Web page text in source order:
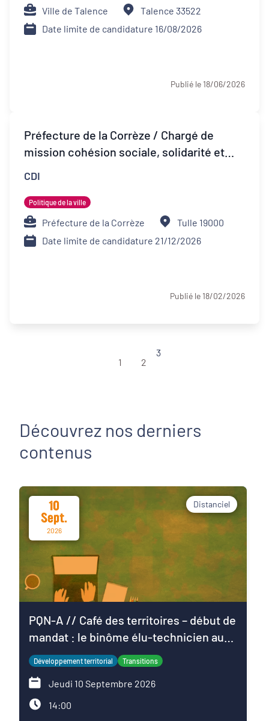
Stage
Ville de Talence
Talence 33522
Date limite de candidature 16/08/2026
Publié le 18/06/2026
Préfecture de la Corrèze / Chargé de
mission cohésion sociale, solidarité et
CDI
Politique de la ville
Préfecture de la Corrèze
Tulle 19000
Date limite de candidature 21/12/2026
Publié le 18/02/2026
1 2
3
Découvrez nos derniers
contenus
10
Sept.
2026
Distanciel
PQN-A // Café des territoires – début de
mandat : le binôme élu-technicien au
service du projet de territoire
Développement territorial Transitions
Jeudi 10 Septembre 2026
14:00